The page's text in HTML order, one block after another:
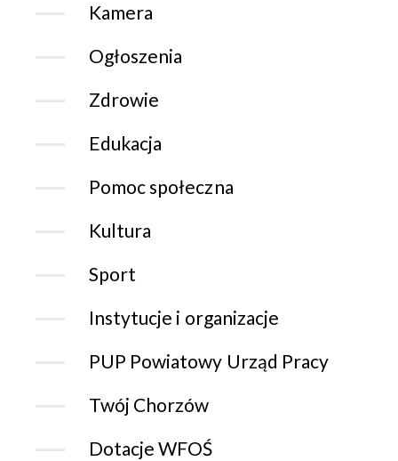
Kamera
Ogłoszenia
Zdrowie
Edukacja
Pomoc społeczna
Kultura
Sport
Instytucje i organizacje
PUP Powiatowy Urząd Pracy
Twój Chorzów
Dotacje WFOŚ